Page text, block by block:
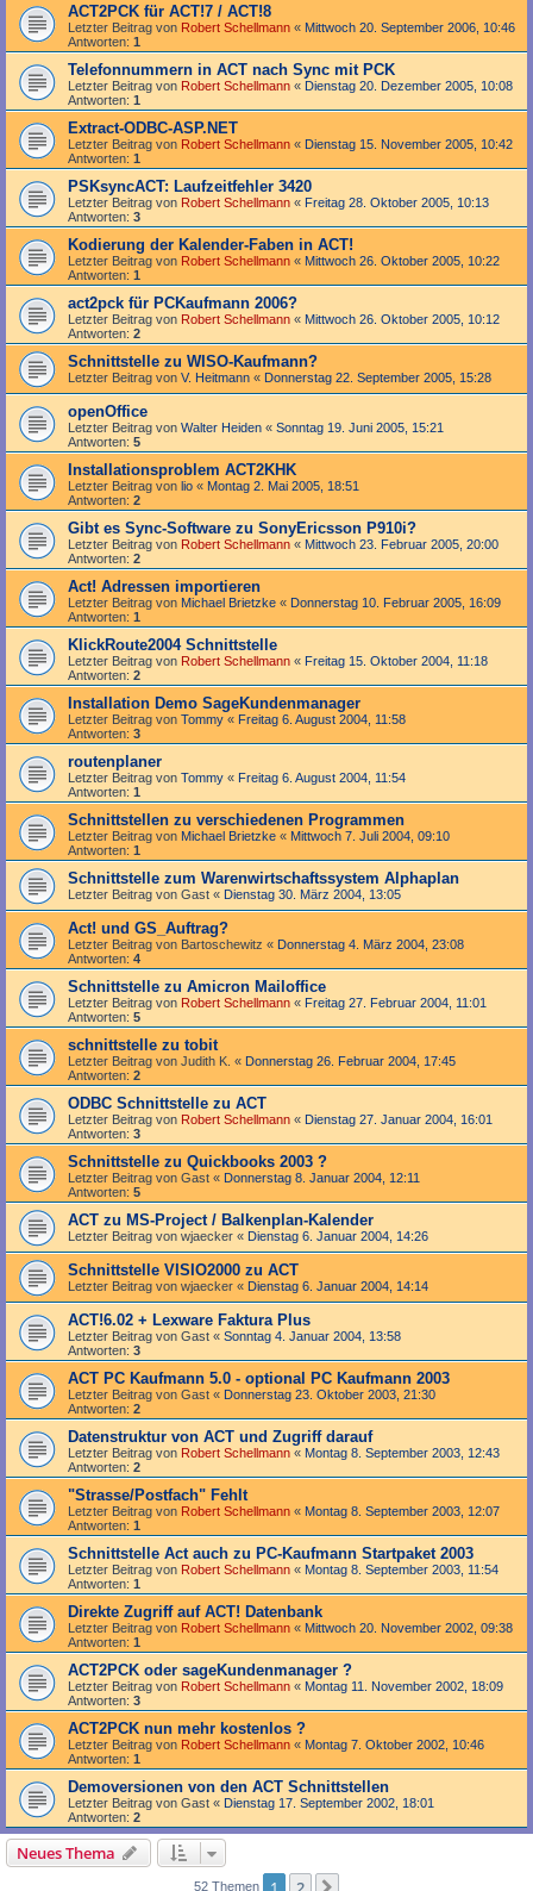
ACT2PCK für ACT!7 / ACT!8
Letzter Beitrag von Robert Schellmann « Mittwoch 20. September 2006, 10:46
Antworten: 1
Telefonnummern in ACT nach Sync mit PCK
Letzter Beitrag von Robert Schellmann « Dienstag 20. Dezember 2005, 10:08
Antworten: 1
Extract-ODBC-ASP.NET
Letzter Beitrag von Robert Schellmann « Dienstag 15. November 2005, 10:42
Antworten: 1
PSKsyncACT: Laufzeitfehler 3420
Letzter Beitrag von Robert Schellmann « Freitag 28. Oktober 2005, 10:13
Antworten: 3
Kodierung der Kalender-Faben in ACT!
Letzter Beitrag von Robert Schellmann « Mittwoch 26. Oktober 2005, 10:22
Antworten: 1
act2pck für PCKaufmann 2006?
Letzter Beitrag von Robert Schellmann « Mittwoch 26. Oktober 2005, 10:12
Antworten: 2
Schnittstelle zu WISO-Kaufmann?
Letzter Beitrag von V. Heitmann « Donnerstag 22. September 2005, 15:28
openOffice
Letzter Beitrag von Walter Heiden « Sonntag 19. Juni 2005, 15:21
Antworten: 5
Installationsproblem ACT2KHK
Letzter Beitrag von lio « Montag 2. Mai 2005, 18:51
Antworten: 2
Gibt es Sync-Software zu SonyEricsson P910i?
Letzter Beitrag von Robert Schellmann « Mittwoch 23. Februar 2005, 20:00
Antworten: 2
Act! Adressen importieren
Letzter Beitrag von Michael Brietzke « Donnerstag 10. Februar 2005, 16:09
Antworten: 1
KlickRoute2004 Schnittstelle
Letzter Beitrag von Robert Schellmann « Freitag 15. Oktober 2004, 11:18
Antworten: 2
Installation Demo SageKundenmanager
Letzter Beitrag von Tommy « Freitag 6. August 2004, 11:58
Antworten: 3
routenplaner
Letzter Beitrag von Tommy « Freitag 6. August 2004, 11:54
Antworten: 1
Schnittstellen zu verschiedenen Programmen
Letzter Beitrag von Michael Brietzke « Mittwoch 7. Juli 2004, 09:10
Antworten: 1
Schnittstelle zum Warenwirtschaftssystem Alphaplan
Letzter Beitrag von Gast « Dienstag 30. März 2004, 13:05
Act! und GS_Auftrag?
Letzter Beitrag von Bartoschewitz « Donnerstag 4. März 2004, 23:08
Antworten: 4
Schnittstelle zu Amicron Mailoffice
Letzter Beitrag von Robert Schellmann « Freitag 27. Februar 2004, 11:01
Antworten: 5
schnittstelle zu tobit
Letzter Beitrag von Judith K. « Donnerstag 26. Februar 2004, 17:45
Antworten: 2
ODBC Schnittstelle zu ACT
Letzter Beitrag von Robert Schellmann « Dienstag 27. Januar 2004, 16:01
Antworten: 3
Schnittstelle zu Quickbooks 2003 ?
Letzter Beitrag von Gast « Donnerstag 8. Januar 2004, 12:11
Antworten: 5
ACT zu MS-Project / Balkenplan-Kalender
Letzter Beitrag von wjaecker « Dienstag 6. Januar 2004, 14:26
Schnittstelle VISIO2000 zu ACT
Letzter Beitrag von wjaecker « Dienstag 6. Januar 2004, 14:14
ACT!6.02 + Lexware Faktura Plus
Letzter Beitrag von Gast « Sonntag 4. Januar 2004, 13:58
Antworten: 3
ACT PC Kaufmann 5.0 - optional PC Kaufmann 2003
Letzter Beitrag von Gast « Donnerstag 23. Oktober 2003, 21:30
Antworten: 2
Datenstruktur von ACT und Zugriff darauf
Letzter Beitrag von Robert Schellmann « Montag 8. September 2003, 12:43
Antworten: 2
"Strasse/Postfach" Fehlt
Letzter Beitrag von Robert Schellmann « Montag 8. September 2003, 12:07
Antworten: 1
Schnittstelle Act auch zu PC-Kaufmann Startpaket 2003
Letzter Beitrag von Robert Schellmann « Montag 8. September 2003, 11:54
Antworten: 1
Direkte Zugriff auf ACT! Datenbank
Letzter Beitrag von Robert Schellmann « Mittwoch 20. November 2002, 09:38
Antworten: 1
ACT2PCK oder sageKundenmanager ?
Letzter Beitrag von Robert Schellmann « Montag 11. November 2002, 18:09
Antworten: 3
ACT2PCK nun mehr kostenlos ?
Letzter Beitrag von Robert Schellmann « Montag 7. Oktober 2002, 10:46
Antworten: 1
Demoversionen von den ACT Schnittstellen
Letzter Beitrag von Gast « Dienstag 17. September 2002, 18:01
Antworten: 2
Neues Thema
52 Themen